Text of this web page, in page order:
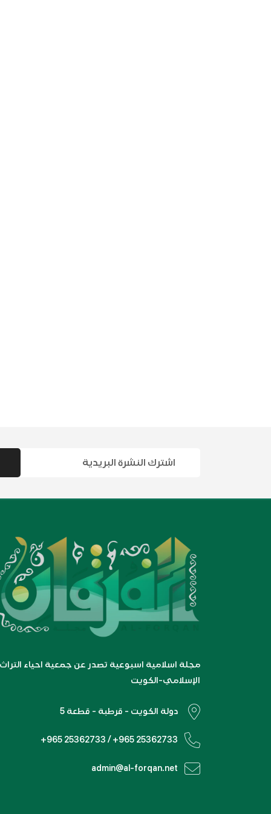
مجلة اسلامية اسبوعية تصدر عن جمعية احياء التراث
الإسلامي-الكويت
دولة الكويت - قرطبة - قطعة 5
+965 25362733 / +965 25362733
admin@al-forqan.net